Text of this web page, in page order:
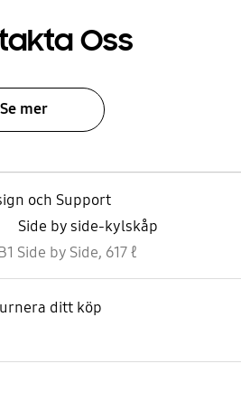
Oss
Se mer
och Support
Side by side-kylskåp
Side by Side, 617 ℓ
ditt köp